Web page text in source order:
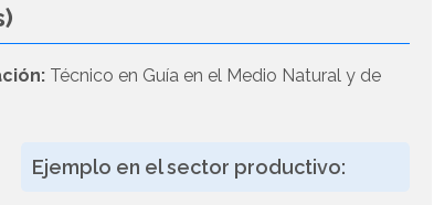
Técnico en Guía en el Medio Natural y de
Ejemplo en el sector productivo: